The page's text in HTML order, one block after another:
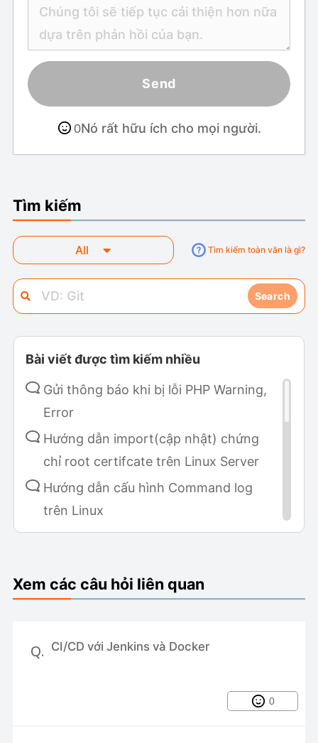
Send
0Nó rất hữu ích cho mọi người.
Tìm kiếm
All
Search
Tìm kiếm toàn văn là gì?
Bài viết được tìm kiếm nhiều
Gửi thông báo khi bị lỗi PHP Warning,
Error
Hướng dẫn import(cập nhật) chứng
chỉ root certifcate trên Linux Server
Hướng dẫn cấu hình Command log
trên Linux
Hướng dẫn cài đặt Metabase sử dụng
Hướng dẫn cài đặt v2board trên
gắt kết nối SSH vào
Xem các câu hỏi liên quan
Q. CI/CD với Jenkins và Docker
0